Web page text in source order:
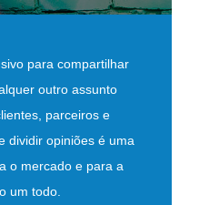
para compartilhar
outro assunto
parceiros e
dividir opiniões é uma
o mercado e para a
um todo.